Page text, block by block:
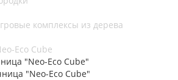
комплексы из дерева
Eco Cube
"Neo-Eco Cube"
"Neo-Eco Cube"